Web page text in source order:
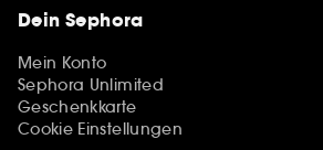
Dein Sephora
Mein Konto
Sephora Unlimited
Geschenkkarte
Cookie Einstellungen